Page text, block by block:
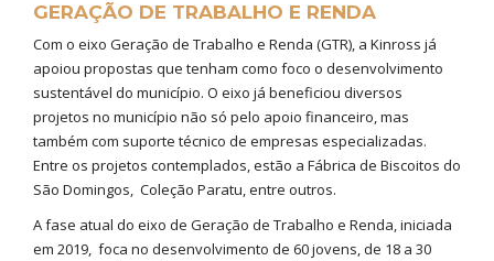
GERAÇÃO DE TRABALHO E RENDA
Com o eixo Geração de Trabalho e Renda (GTR), a Kinross já
apoiou propostas que tenham como foco o desenvolvimento
sustentável do município. O eixo já beneficiou diversos
projetos no município não só pelo apoio financeiro, mas
também com suporte técnico de empresas especializadas.
Entre os projetos contemplados, estão a Fábrica de Biscoitos do
São Domingos, Coleção Paratu, entre outros.
A fase atual do eixo de Geração de Trabalho e Renda, iniciada
em 2019, foca no desenvolvimento de 60 jovens, de 18 a 30